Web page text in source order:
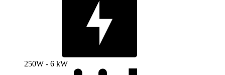
250W - 6 kW